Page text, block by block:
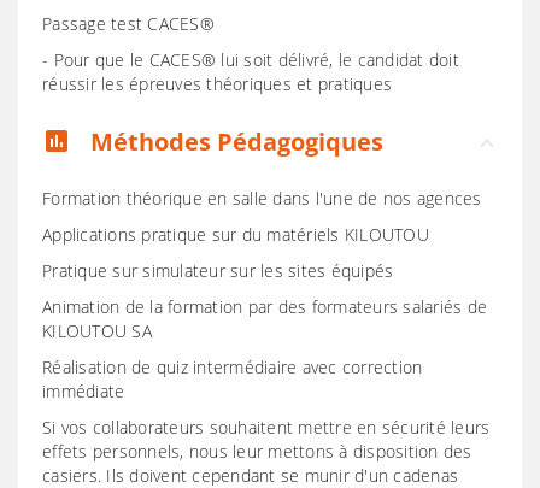
Passage test CACES®
- Pour que le CACES® lui soit délivré, le candidat doit
réussir les épreuves théoriques et pratiques
assessment Méthodes Pédagogiques
Formation théorique en salle dans l'une de nos agences
Applications pratique sur du matériels KILOUTOU
Pratique sur simulateur sur les sites équipés
Animation de la formation par des formateurs salariés de
KILOUTOU SA
Réalisation de quiz intermédiaire avec correction
immédiate
Si vos collaborateurs souhaitent mettre en sécurité leurs
effets personnels, nous leur mettons à disposition des
casiers. Ils doivent cependant se munir d'un cadenas